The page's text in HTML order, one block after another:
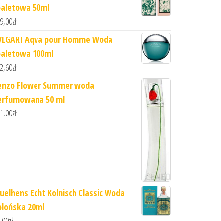
50ml
zł
Aqva pour Homme Woda
100ml
zł
Flower Summer woda
50 ml
zł
Echt Kolnisch Classic Woda
20ml